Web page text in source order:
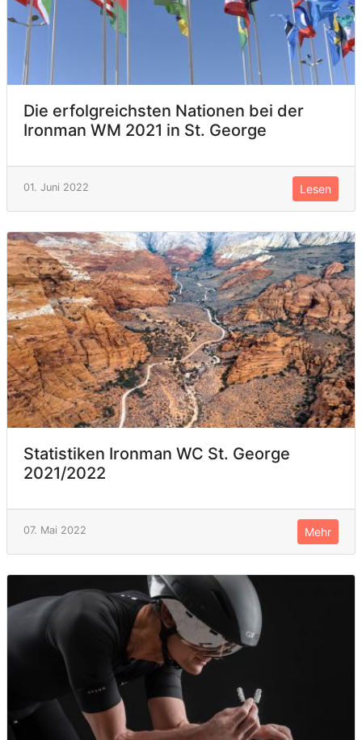
Die erfolgreichsten Nationen bei der
Ironman WM 2021 in St. George
01. Juni 2022 Lesen
Statistiken Ironman WC St. George
2021/2022
07. Mai 2022 Mehr